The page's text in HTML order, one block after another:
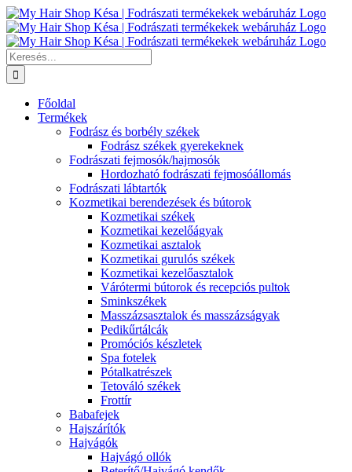
Kihagyás
Keresés...
Főoldal
Termékek
Fodrász és borbély székek
Fodrász székek gyerekeknek
Fodrászati fejmosók/hajmosók
Hordozható fodrászati fejmosóállomás
Fodrászati lábtartók
Kozmetikai berendezések és bútorok
Kozmetikai székek
Kozmetikai kezelőágyak
Kozmetikai asztalok
Kozmetikai gurulós székek
Kozmetikai kezelőasztalok
Várótermi bútorok és recepciós pultok
Sminkszékek
Masszázsasztalok és masszázságyak
Pedikűrtálcák
Promóciós készletek
Spa fotelek
Pótalkatrészek
Tetováló székek
Frottír
Babafejek
Hajszárítók
Hajvágók
Hajvágó ollók